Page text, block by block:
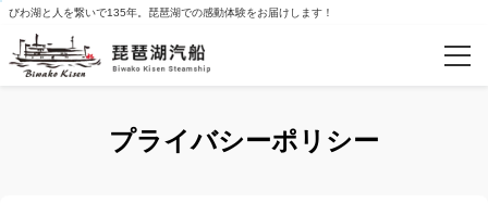
びわ湖と人を繋いで135年。琵琶湖での感動体験をお届けします！
成瀬舞台化応援キャンペーンプラン
プライバシーポリシー